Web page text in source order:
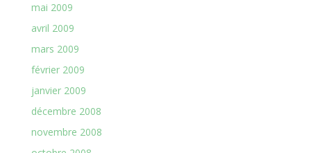
mai 2009
avril 2009
mars 2009
février 2009
janvier 2009
décembre 2008
novembre 2008